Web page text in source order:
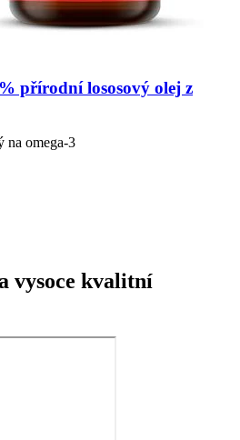
přírodní lososový olej z
na omega-3
vysoce kvalitní